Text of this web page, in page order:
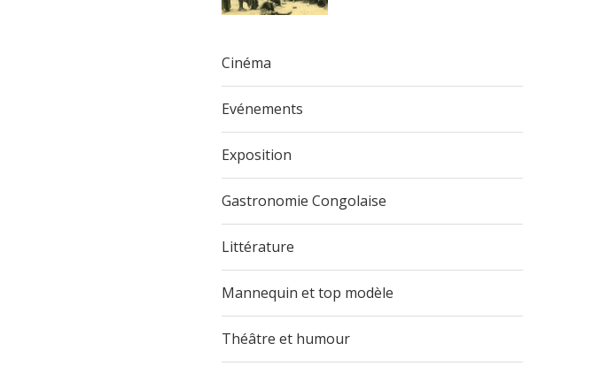
Cinéma
Evénements
Exposition
Gastronomie Congolaise
Littérature
Mannequin et top modèle
Théâtre et humour